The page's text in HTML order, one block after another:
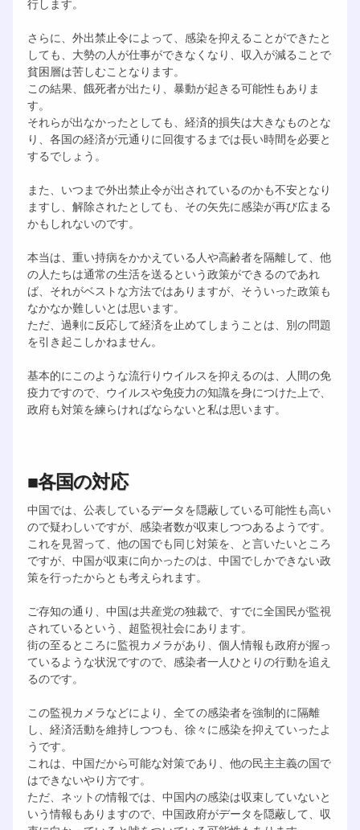
さらに、外出禁止令によって、感染を抑えることができたと
しても、大勢の人が仕事ができなくなり、収入が減ることで
貧困層は苦しむことなります。
この結果、餓死者が出たり、暴動が起きる可能性もありま
す。
それらが出なかったとしても、経済的損失は大きなものとな
り、各国の経済が元通りに回復するまでは長い時間を必要と
するでしょう。
また、いつまで外出禁止令が出されているのかも不安となり
ますし、解除されたとしても、その矢先に感染が再び広まる
かもしれないのです。
本当は、重い持病をかかえている人や高齢者を隔離して、他
の人たちは通常の生活を送るという政策ができるのであれ
ば、それがベストな方法ではありますが、そういった政策も
なかなか難しいとは思います。
ただ、過剰に反応して経済を止めてしまうことは、別の問題
を引き起こしかねません。
基本的にこのような流行りウイルスを抑えるのは、人間の免
疫力ですので、ウイルスや免疫力の知識を身につけた上で、
政府も対策を練らければならないと私は思います。
■各国の対応
中国では、公表しているデータを隠蔽している可能性も高い
ので疑わしいですが、感染者数が収束しつつあるようです。
これを見習って、他の国でも同じ対策を、と言いたいところ
ですが、中国が収束に向かったのは、中国でしかできない政
策を行ったからとも考えられます。
ご存知の通り、中国は共産党の独裁で、すでに全国民が監視
されているという、超監視社会にあります。
街の至るところに監視カメラがあり、個人情報も政府が握っ
ているような状況ですので、感染者一人ひとりの行動を追え
るのです。
この監視カメラなどにより、全ての感染者を強制的に隔離
し、経済活動を維持しつつも、徐々に感染を抑えていったよ
うです。
これは、中国だから可能な対策であり、他の民主主義の国で
はできないやり方です。
ただ、ネットの情報では、中国内の感染は収束していないと
いう情報もありますので、中国政府がデータを隠蔽して、収